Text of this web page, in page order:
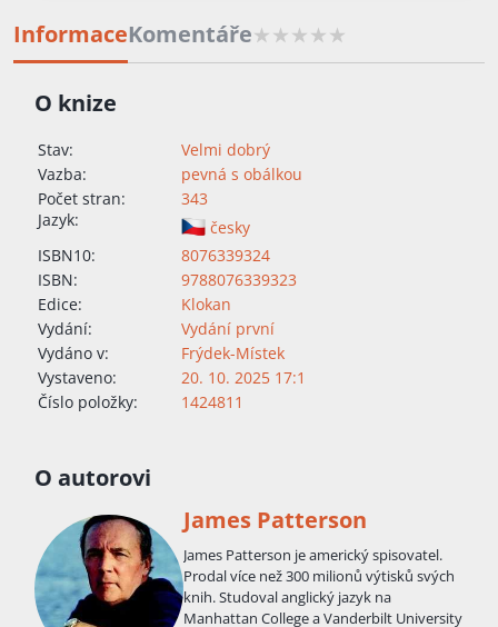
InformaceKomentáře
O knize
Stav:
Velmi dobrý
Vazba:
pevná s obálkou
Počet stran:
343
Jazyk:
česky
ISBN10:
8076339324
ISBN:
9788076339323
Edice:
Klokan
Vydání:
Vydání první
Vydáno v:
Frýdek-Místek
Vystaveno:
20. 10. 2025 17:1
Číslo položky:
1424811
O autorovi
James Patterson
James Patterson je americký spisovatel.
Prodal více než 300 milionů výtisků svých
knih. Studoval anglický jazyk na
Manhattan College a Vanderbilt University